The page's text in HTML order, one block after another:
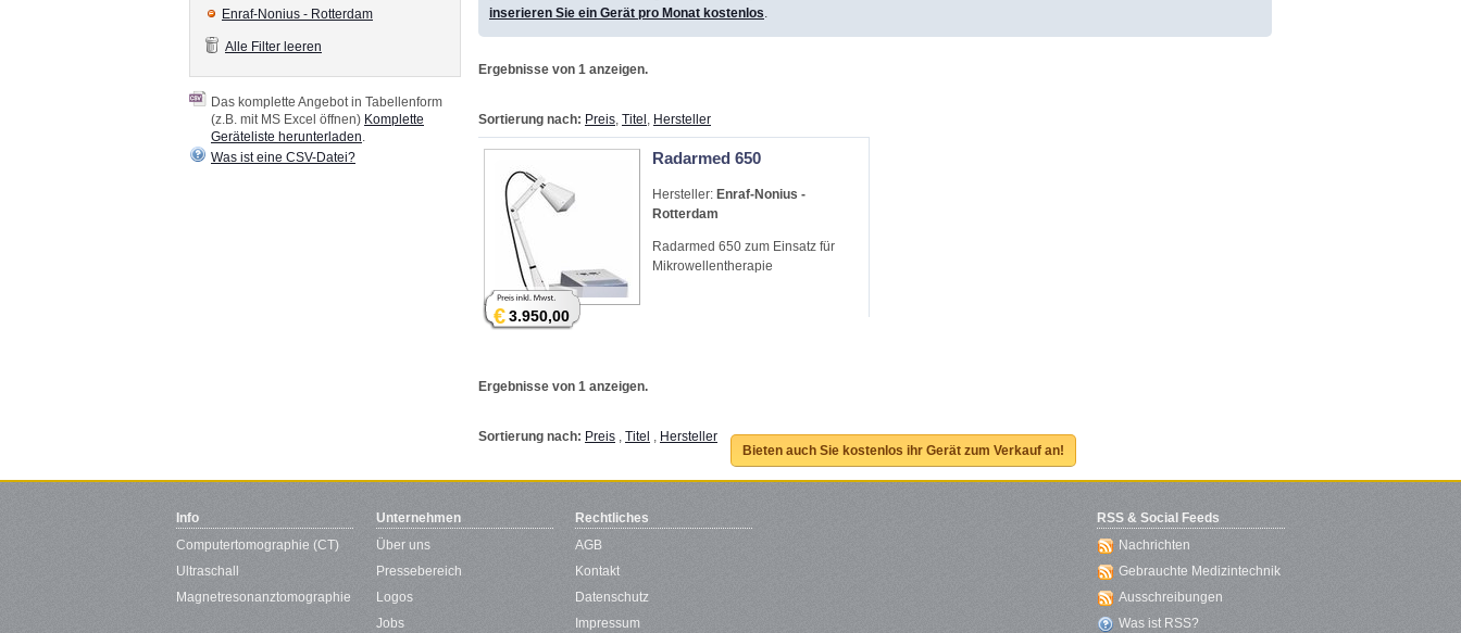
inserieren Sie ein Gerät pro Monat kostenlos
Ergebnisse von 1 anzeigen.
Sortierung nach: Preis Titel Hersteller
Radarmed 650
Hersteller: Enraf-Nonius -
Rotterdam
Radarmed 650 zum Einsatz für
Mikrowellentherapie
€3.950,00
Ergebnisse von 1 anzeigen.
Sortierung nach: Preis , Titel , Hersteller
Bieten auch Sie kostenlos ihr Gerät zum Verkauf an!
Enraf-Nonius - Rotterdam
Alle Filter leeren
Das komplette Angebot in Tabellenform
(z.B. mit MS Excel öffnen) Komplette
Geräteliste herunterladen
Was ist eine CSV-Datei?
Info
Computertomographie (CT)
Ultraschall
Magnetresonanztomographie
Unternehmen
Über uns
Pressebereich
Logos
Jobs
Rechtliches
AGB
Kontakt
Datenschutz
Impressum
RSS & Social Feeds
Nachrichten
Gebrauchte Medizintechnik
Ausschreibungen
Was ist RSS?